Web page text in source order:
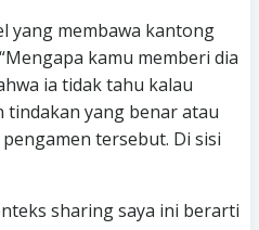
yang membawa kantong
kamu memberi dia
ia tidak tahu kalau
tindakan yang benar atau
tersebut. Di sisi
sharing saya ini berarti